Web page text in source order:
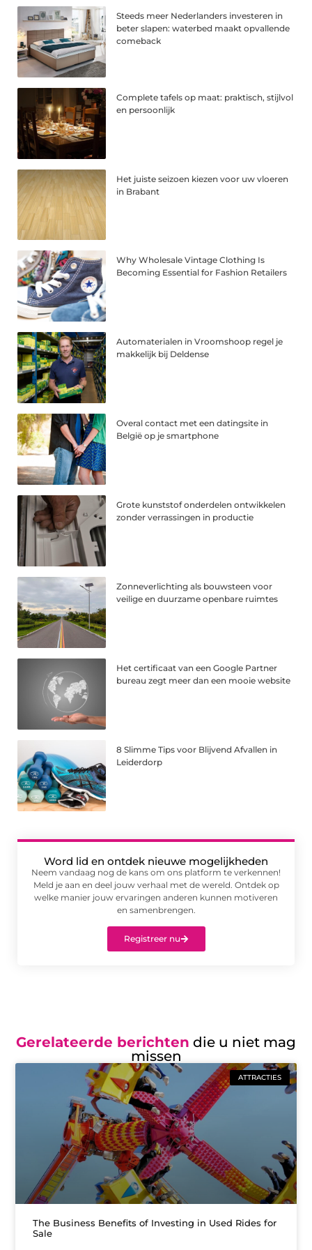
Steeds meer Nederlanders investeren in
beter slapen: waterbed maakt opvallende
comeback
Complete tafels op maat: praktisch, stijlvol
en persoonlijk
Het juiste seizoen kiezen voor uw vloeren
in Brabant
Why Wholesale Vintage Clothing Is
Becoming Essential for Fashion Retailers
Automaterialen in Vroomshoop regel je
makkelijk bij Deldense
Overal contact met een datingsite in
België op je smartphone
Grote kunststof onderdelen ontwikkelen
zonder verrassingen in productie
Zonneverlichting als bouwsteen voor
veilige en duurzame openbare ruimtes
Het certificaat van een Google Partner
bureau zegt meer dan een mooie website
8 Slimme Tips voor Blijvend Afvallen in
Leiderdorp
Word lid en ontdek nieuwe mogelijkheden
Neem vandaag nog de kans om ons platform te verkennen!
Meld je aan en deel jouw verhaal met de wereld. Ontdek op
welke manier jouw ervaringen anderen kunnen motiveren
en samenbrengen.
Registreer nu
Gerelateerde berichten die u niet mag
missen
ATTRACTIES
The Business Benefits of Investing in Used Rides for
Sale